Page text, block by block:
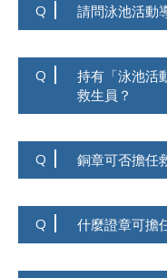
Q 請問泳池活動
Q
持有「泳池活
救生員？
Q 銅章可否擔任
Q 什麼證章可擔